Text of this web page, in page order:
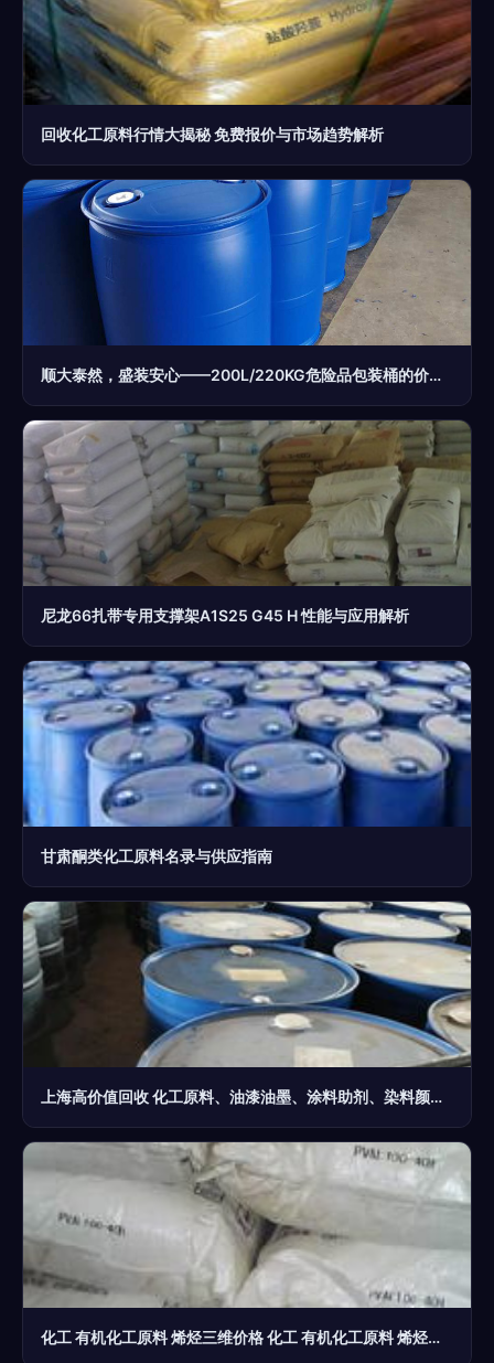
回收化工原料行情大揭秘 免费报价与市场趋势解析
顺大泰然，盛装安心——200L/220KG危险品包装桶的价值解析
尼龙66扎带专用支撑架A1S25 G45 H 性能与应用解析
甘肃酮类化工原料名录与供应指南
上海高价值回收 化工原料、油漆油墨、涂料助剂、染料颜料四大领域详解
化工 有机化工原料 烯烃三维价格 化工 有机化工原料 烯烃三维批发 化工 有机化工原料 烯烃三维厂家 化工 有机化工原料 烯烃三维大全